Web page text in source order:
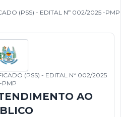
(PSS) - EDITAL Nº 002/2025 -PMP
(PSS) - EDITAL Nº 002/2025
-PMP
AO